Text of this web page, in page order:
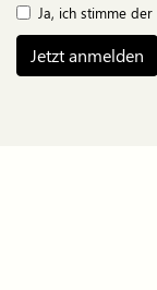
Ja, ich stimme der
Jetzt anmelden